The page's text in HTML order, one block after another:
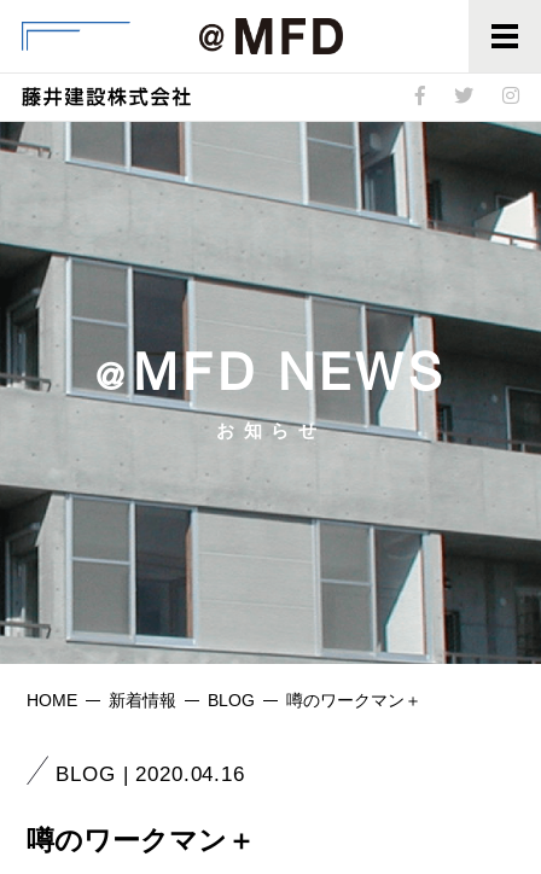
@ MFD NEWS
お知らせ
HOME 新着情報 BLOG 噂のワークマン＋
BLOG | 2020.04.16
噂のワークマン＋